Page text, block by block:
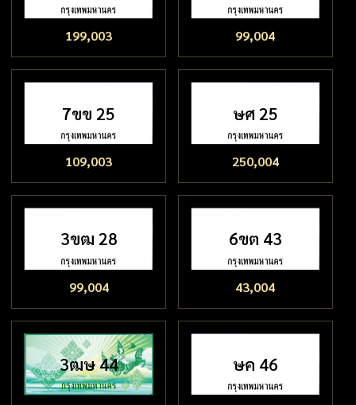
199,003 99,004
7ขข 25
109,003
ษศ 25
250,004
3ขฒ 28
99,004
6ขต 43
43,004
3ฒษ 44 ษค 46